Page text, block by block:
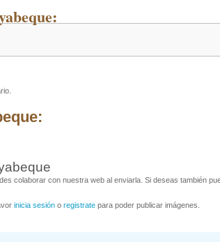
colaborar con nuestra web al enviarla. Si deseas también
inicia sesión o registrate para poder publicar imágenes.